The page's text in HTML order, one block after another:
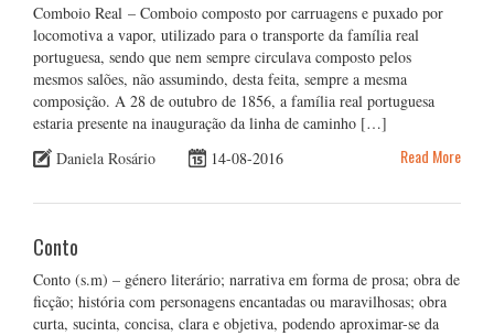
Comboio Real – Comboio composto por carruagens e puxado por
locomotiva a vapor, utilizado para o transporte da família real
portuguesa, sendo que nem sempre circulava composto pelos
mesmos salões, não assumindo, desta feita, sempre a mesma
composição. A 28 de outubro de 1856, a família real portuguesa
estaria presente na inauguração da linha de caminho […]
Daniela Rosário
14-08-2016 Read More
Conto
Conto (s.m) – género literário; narrativa em forma de prosa; obra de
ficção; história com personagens encantadas ou maravilhosas; obra
curta, sucinta, concisa, clara e objetiva, podendo aproximar-se da